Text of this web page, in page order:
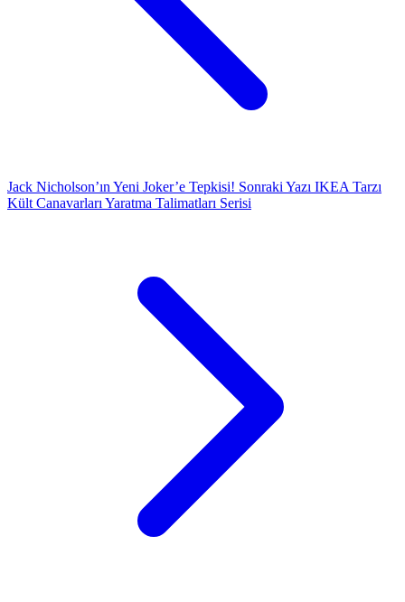
Jack Nicholson’ın Yeni Joker’e Tepkisi! Sonraki Yazı IKEA Tarzı
Kült Canavarları Yaratma Talimatları Serisi